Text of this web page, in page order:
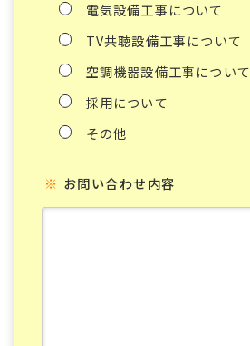
電気設備工事について
TV共聴設備工事について
空調機器設備工事について
採用について
その他
※ お問い合わせ内容